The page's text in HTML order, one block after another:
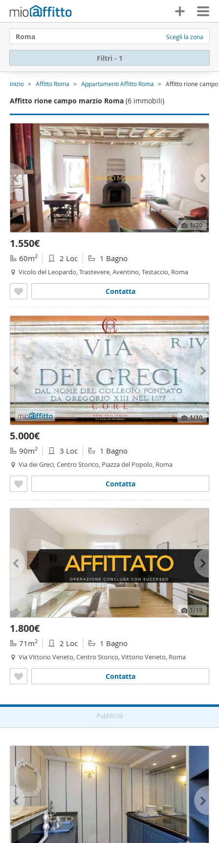
Roma Scegli la zona
Filtri - 1
Inizio Affitto Roma Appartamenti Affitto Roma Affitto rione
Affitto rione campo marzio Roma (6 immobili)
1/20
1.550€
60m2 2 Loc 1 Bagno
Vicolo del Leopardo, Trastevere, Aventino, Testaccio, Roma
Contatta
1/10
5.000€
90m2 3 Loc 1 Bagno
Via dei Greci, Centro Storico, Piazza del Popolo, Roma
Contatta
1/19
1.800€
71m2 2 Loc 1 Bagno
Via Vittorio Veneto, Centro Storico, Vittorio Veneto, Roma
Contatta
Pubblicità